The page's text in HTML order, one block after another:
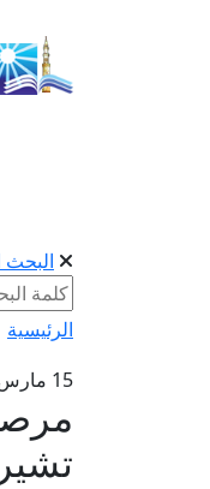
البحث
الرئيسية
15 مارس 2019 م